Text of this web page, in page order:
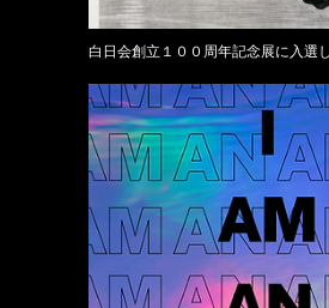
白日会創立１００周年記念展に入選